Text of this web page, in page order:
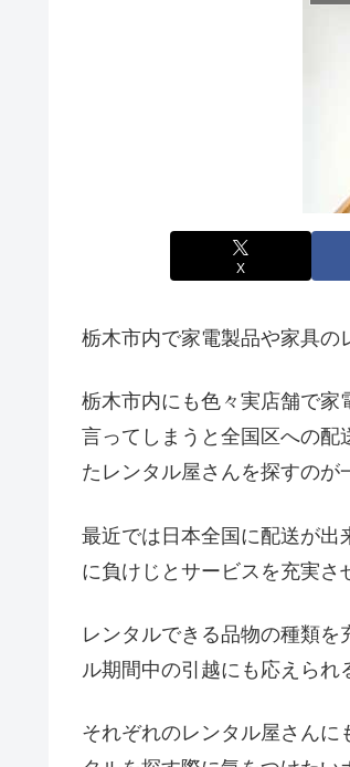
X
栃木市内で家電製品や家具の
栃木市内にも色々実店舗で家
言ってしまうと全国区への配
たレンタル屋さんを探すのが
最近では日本全国に配送が出
に負けじとサービスを充実さ
レンタルできる品物の種類
ル期間中の引越にも応えられ
それぞれのレンタル屋さん